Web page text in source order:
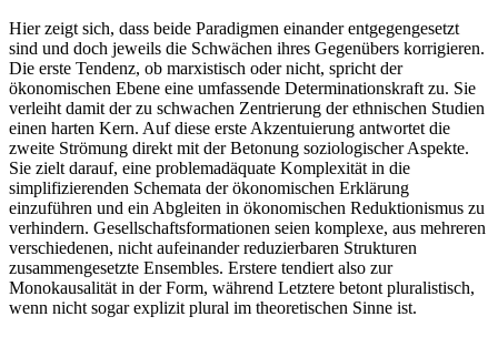
Hier zeigt sich, dass beide Paradigmen einander entgegengesetzt
sind und doch jeweils die Schwächen ihres Gegenübers korrigieren.
Die erste Tendenz, ob marxistisch oder nicht, spricht der
ökonomischen Ebene eine umfassende Determinationskraft zu. Sie
verleiht damit der zu schwachen Zentrierung der ethnischen Studien
einen harten Kern. Auf diese erste Akzentuierung antwortet die
zweite Strömung direkt mit der Betonung soziologischer Aspekte.
Sie zielt darauf, eine problemadäquate Komplexität in die
simplifizierenden Schemata der ökonomischen Erklärung
einzuführen und ein Abgleiten in ökonomischen Reduktionismus zu
verhindern. Gesellschaftsformationen seien komplexe, aus mehreren
verschiedenen, nicht aufeinander reduzierbaren Strukturen
zusammengesetzte Ensembles. Erstere tendiert also zur
Monokausalität in der Form, während Letztere betont pluralistisch,
wenn nicht sogar explizit plural im theoretischen Sinne ist.